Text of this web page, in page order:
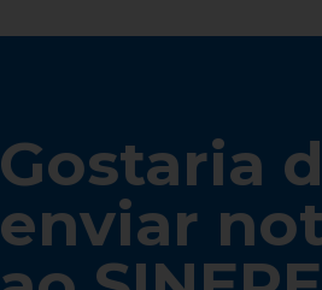
Gostaria
enviar